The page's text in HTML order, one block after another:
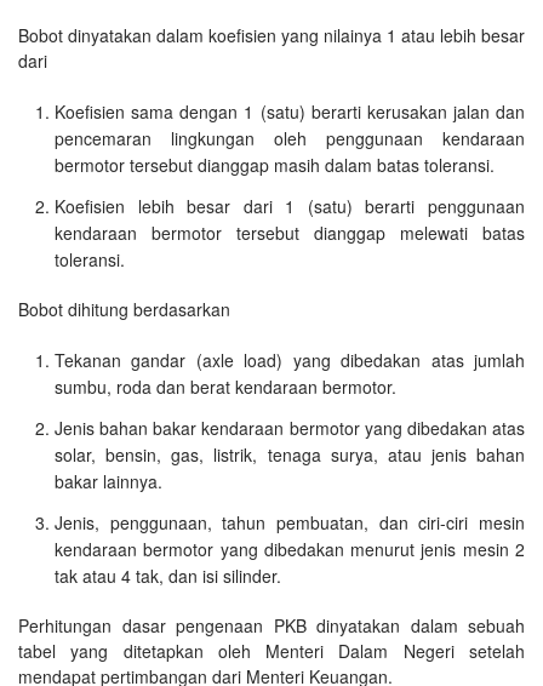
Bobot dinyatakan dalam koefisien yang nilainya 1 atau lebih besar
dari
Koefisien sama dengan 1 (satu) berarti kerusakan jalan dan
pencemaran lingkungan oleh penggunaan kendaraan
bermotor tersebut dianggap masih dalam batas toleransi.
Koefisien lebih besar dari 1 (satu) berarti penggunaan
kendaraan bermotor tersebut dianggap melewati batas
toleransi.
Bobot dihitung berdasarkan
Tekanan gandar (axle load) yang dibedakan atas jumlah
sumbu, roda dan berat kendaraan bermotor.
Jenis bahan bakar kendaraan bermotor yang dibedakan atas
solar, bensin, gas, listrik, tenaga surya, atau jenis bahan
bakar lainnya.
Jenis, penggunaan, tahun pembuatan, dan ciri-ciri mesin
kendaraan bermotor yang dibedakan menurut jenis mesin 2
tak atau 4 tak, dan isi silinder.
Perhitungan dasar pengenaan PKB dinyatakan dalam sebuah
tabel yang ditetapkan oleh Menteri Dalam Negeri setelah
mendapat pertimbangan dari Menteri Keuangan.